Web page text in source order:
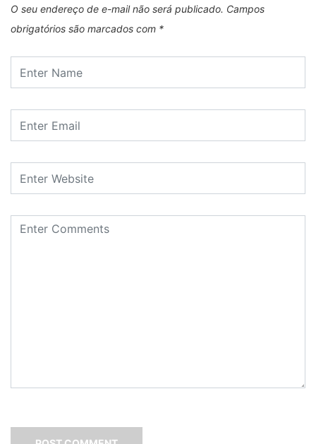
O seu endereço de e-mail não será publicado. Campos
obrigatórios são marcados com *